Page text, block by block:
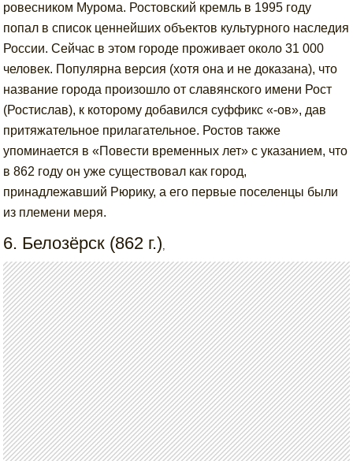
ровесником Мурома. Ростовский кремль в 1995 году
попал в список ценнейших объектов культурного наследия
России. Сейчас в этом городе проживает около 31 000
человек. Популярна версия (хотя она и не доказана), что
название города произошло от славянского имени Рост
(Ростислав), к которому добавился суффикс «-ов», дав
притяжательное прилагательное. Ростов также
упоминается в «Повести временных лет» с указанием, что
в 862 году он уже существовал как город,
принадлежавший Рюрику, а его первые поселенцы были
из племени меря.
6. Белозёрск (862 г.),